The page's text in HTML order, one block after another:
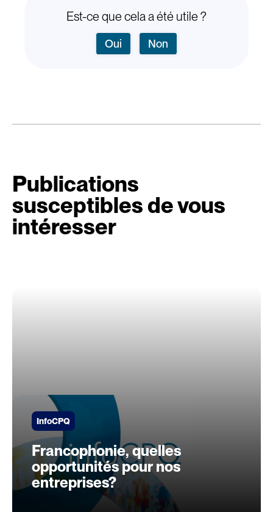
Est-ce que cela a été utile ?
Oui Non
Publications
susceptibles de vous
intéresser
InfoCPQ
Francophonie, quelles
opportunités pour nos
entreprises?